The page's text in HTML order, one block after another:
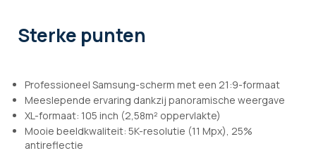
Sterke punten
Professioneel Samsung-scherm met een 21:9-formaat
Meeslepende ervaring dankzij panoramische weergave
XL-formaat: 105 inch (2,58m² oppervlakte)
Mooie beeldkwaliteit: 5K-resolutie (11 Mpx), 25%
antireflectie